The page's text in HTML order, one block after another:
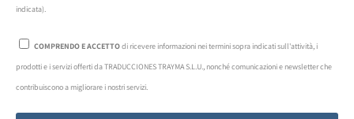
indicata).
COMPRENDO E ACCETTOdi ricevere informazioni nei termini sopra indicati sull'attività, i
prodotti e i servizi offerti da TRADUCCIONES TRAYMA S.L.U., nonché comunicazioni e newsletter che
contribuiscono a migliorare i nostri servizi.